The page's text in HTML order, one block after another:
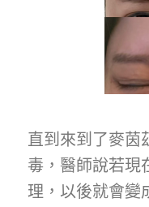
直到來到了麥茵
毒，醫師說若現
理，以後就會變